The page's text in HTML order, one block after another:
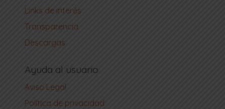
Links de interés
Transparencia
Descargas
Ayuda al usuario
Aviso Legal
Política de privacidad